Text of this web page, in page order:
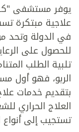
يوفر مستشفى
علاجية مبتكرة
في الدولة وتحد
للحصول على
تلبية الطلب
الربو، فهو أول
بتقديم خدمات
العلاج الحراري
تستجيب إلى أنواع